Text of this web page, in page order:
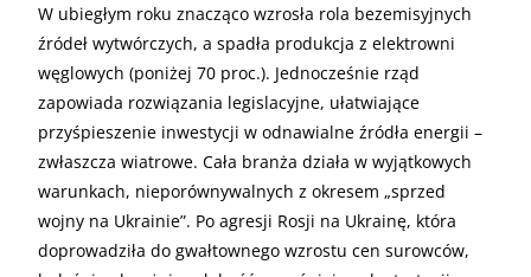
W ubiegłym roku znacząco wzrosła rola bezemisyjnych
źródeł wytwórczych, a spadła produkcja z elektrowni
węglowych (poniżej 70 proc.). Jednocześnie rząd
zapowiada rozwiązania legislacyjne, ułatwiające
przyśpieszenie inwestycji w odnawialne źródła energii –
zwłaszcza wiatrowe. Cała branża działa w wyjątkowych
warunkach, nieporównywalnych z okresem „sprzed
wojny na Ukrainie”. Po agresji Rosji na Ukrainę, która
doprowadziła do gwałtownego wzrostu cen surowców,